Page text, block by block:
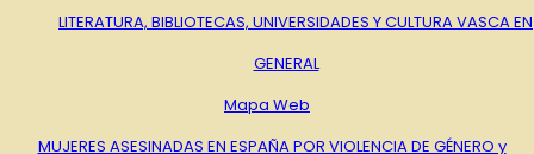
LITERATURA, BIBLIOTECAS, UNIVERSIDADES Y CULTURA VASCA EN
GENERAL
Mapa Web
MUJERES ASESINADAS EN ESPAÑA POR VIOLENCIA DE GÉNERO y